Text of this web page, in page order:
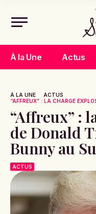
À la Une Actus
À LA UNE
ACTUS
“AFFREUX” : LA CHARGE
“Affreux” :
de Donald
Bunny au
ACTUS